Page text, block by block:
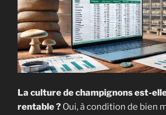
production
pas
à
pas »
La culture de champignons est-
rentable ? Oui, à condition de bien